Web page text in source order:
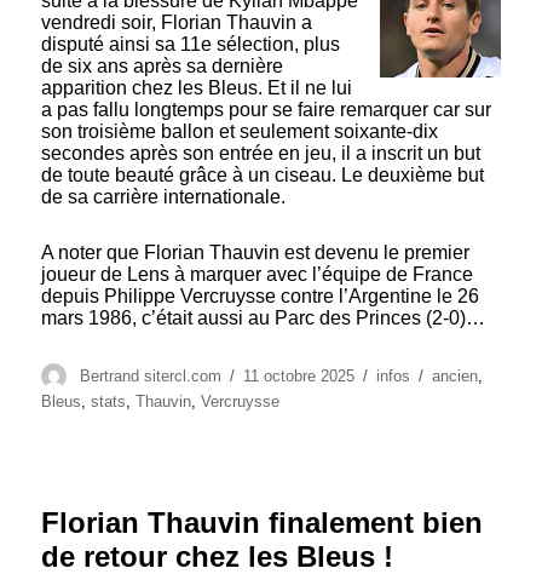
vendredi soir, Florian Thauvin a
disputé ainsi sa 11e sélection, plus
de six ans après sa dernière
apparition chez les Bleus. Et il ne lui
a pas fallu longtemps pour se faire remarquer car sur
son troisième ballon et seulement soixante-dix
secondes après son entrée en jeu, il a inscrit un but
de toute beauté grâce à un ciseau. Le deuxième but
de sa carrière internationale.
A noter que Florian Thauvin est devenu le premier
joueur de Lens à marquer avec l’équipe de France
depuis Philippe Vercruysse contre l’Argentine le 26
mars 1986, c’était aussi au Parc des Princes (2-0)…
Auteur
Bertrand sitercl.com
Publié
le
11 octobre 2025 Catégories
infos Étiquettes
ancien
Bleus,stats,Thauvin,Vercruysse
Florian Thauvin finalement bien
de retour chez les Bleus !